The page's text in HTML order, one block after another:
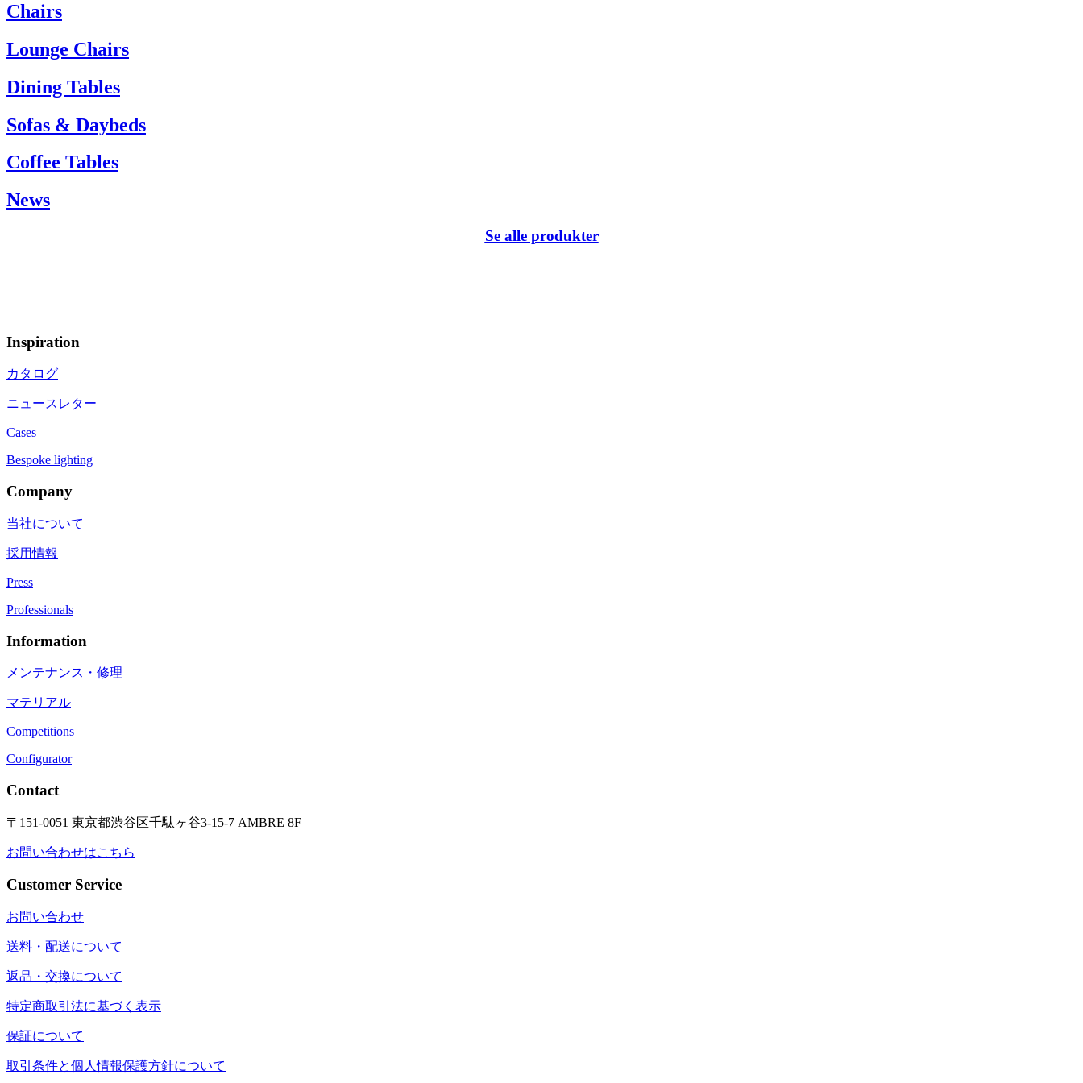
info@carlhansen.dk
Chairs
Lounge Chairs
Dining Tables
Sofas & Daybeds
Coffee Tables
News
Se alle produkter
Inspiration
カタログ
ニュースレター
Cases
Bespoke lighting
Company
当社について
採用情報
Press
Professionals
Information
メンテナンス・修理
マテリアル
Competitions
Configurator
Contact
〒151-0051 東京都渋谷区千駄ヶ谷3-15-7 AMBRE 8F
お問い合わせはこちら
Customer Service
お問い合わせ
送料・配送について
返品・交換について
特定商取引法に基づく表示
保証について
取引条件と個人情報保護方針について